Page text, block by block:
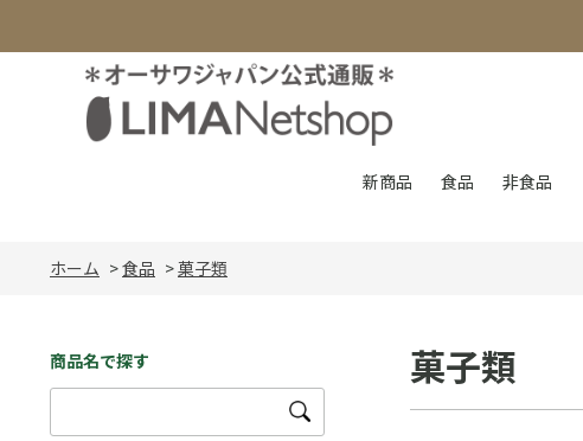
新商品 食品 非食品
ホーム >食品 >菓子類
商品名で探す 菓子類